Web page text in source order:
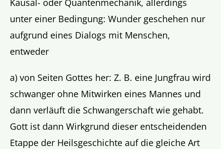
Kausal- oder Quantenmechanik, allerdings
unter einer Bedingung: Wunder geschehen nur
aufgrund eines Dialogs mit Menschen,
entweder
a) von Seiten Gottes her: Z. B. eine Jungfrau wird
schwanger ohne Mitwirken eines Mannes und
dann verläuft die Schwangerschaft wie gehabt.
Gott ist dann Wirkgrund dieser entscheidenden
Etappe der Heilsgeschichte auf die gleiche Art